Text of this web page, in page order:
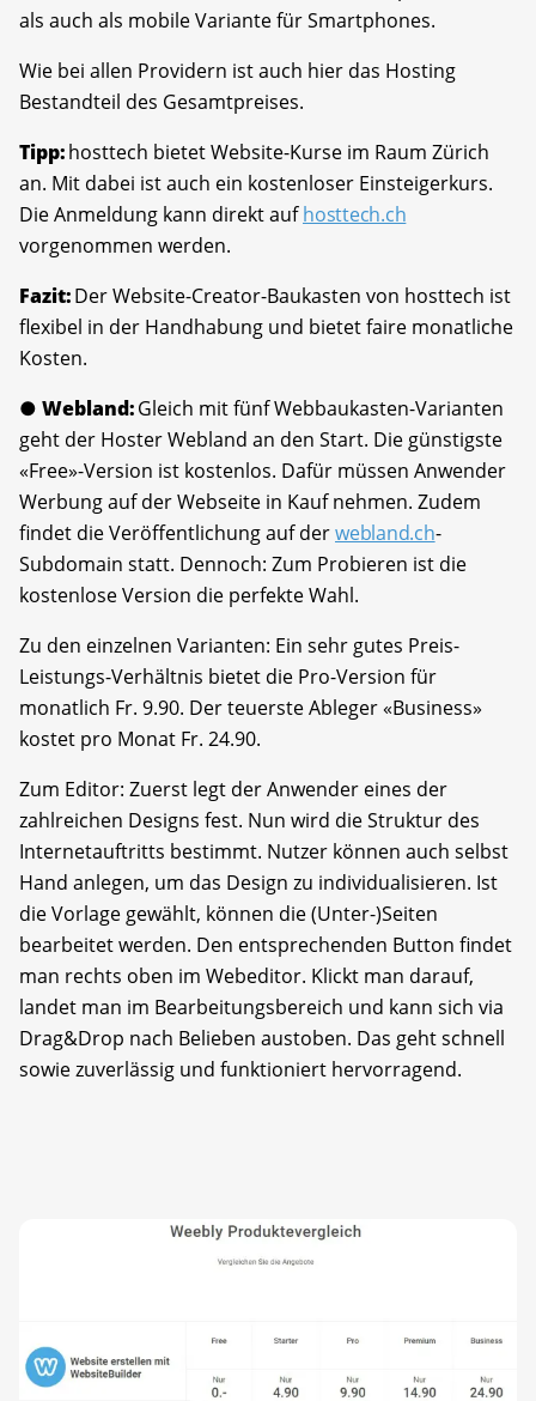
als auch als mobile Variante für Smartphones.
Wie bei allen Providern ist auch hier das Hosting
Bestandteil des Gesamtpreises.
Tipp:hosttech bietet Website-Kurse im Raum Zürich
an. Mit dabei ist auch ein kostenloser Einsteigerkurs.
Die Anmeldung kann direkt aufhosttech.ch
vorgenommen werden.
Fazit:Der Website-Creator-Baukasten von hosttech ist
flexibel in der Handhabung und bietet faire monatliche
Kosten.
● Webland:Gleich mit fünf Webbaukasten-Varianten
geht der Hoster Webland an den Start. Die günstigste
«Free»-Version ist kostenlos. Dafür müssen Anwender
Werbung auf der Webseite in Kauf nehmen. Zudem
findet die Veröffentlichung auf derwebland.ch-
Subdomain statt. Dennoch: Zum Probieren ist die
kostenlose Version die perfekte Wahl.
Zu den einzelnen Varianten: Ein sehr gutes Preis-
Leistungs-Verhältnis bietet die Pro-Version für
monatlich Fr. 9.90. Der teuerste Ableger «Business»
kostet pro Monat Fr. 24.90.
Zum Editor: Zuerst legt der Anwender eines der
zahlreichen Designs fest. Nun wird die Struktur des
Internetauftritts bestimmt. Nutzer können auch selbst
Hand anlegen, um das Design zu individualisieren. Ist
die Vorlage gewählt, können die (Unter-)Seiten
bearbeitet werden. Den entsprechenden Button findet
man rechts oben im Webeditor. Klickt man darauf,
landet man im Bearbeitungs­bereich und kann sich via
Drag&Drop nach Belieben austoben. Das geht schnell
sowie zuverlässig und funktioniert hervorragend.